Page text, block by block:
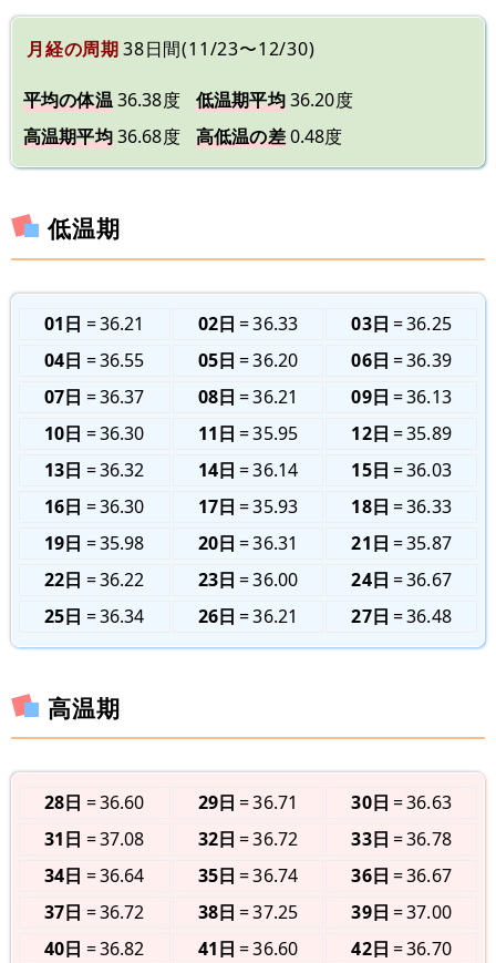
月経の周期38日間(11/23〜12/30)
平均の体温36.38度 低温期平均36.20度
高温期平均36.68度 高低温の差0.48度
低温期
01日 36.21 02日 36.33 03日
36.25
04日
36.55 05日 36.20 06日
36.39
07日
36.37 08日 36.21 09日
36.13
10日
36.30 11日 35.95 12日
35.89
13日
36.32 14日 36.14 15日
36.03
16日
36.30 17日 35.93 18日
36.33
19日
35.98 20日 36.31 21日
35.87
22日
36.22 23日 36.00 24日
36.67
25日
36.34 26日 36.21 27日 36.48
高温期
28日 36.60 29日 36.71 30日
36.63
31日
37.08 32日 36.72 33日
36.78
34日
36.64 35日 36.74 36日
36.67
37日
36.72 38日 37.25 39日
37.00
40日
36.82 41日 36.60 42日
36.70